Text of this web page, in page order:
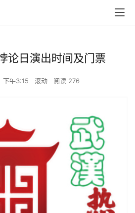
论日演出时间及门票
下午3:15 滚动 阅读 276